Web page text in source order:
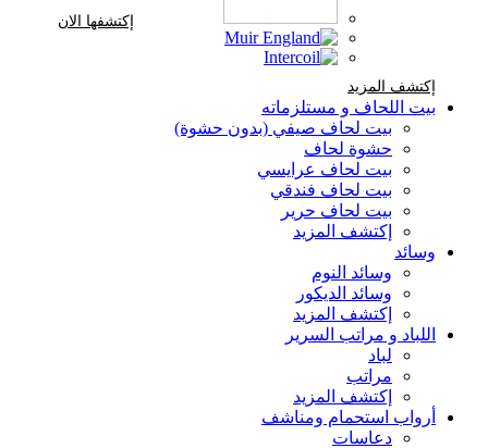
إكتشف المزيد
إكتشفها الان
بيت اللحاف و مستلزماته
بيت لحاف صيفي (بدون حشوة)
حشوة لحاف
بيت لحاف عرايسي
بيت لحاف فندقي
بيت لحاف حرير
إكتشف المزيد
وسائد
وسائد النوم
وسائد الديكور
إكتشف المزيد
اللباد و مراتب السرير
لباد
مراتب
إكتشف المزيد
أرواب استحمام ومناشف
دعاسات